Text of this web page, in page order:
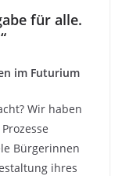
für alle.
im Futurium
Wir haben
Bürgerinnen
ihres